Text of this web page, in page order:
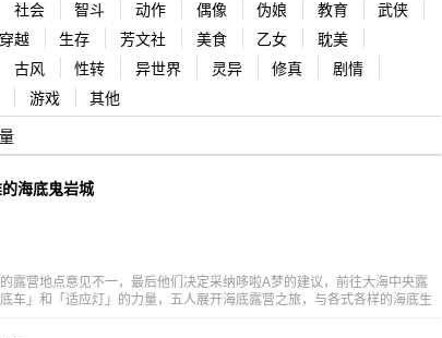
社会 智斗 动作 偶像 伪娘 教育
武侠
穿越 生存 芳文社 美食 乙女
耽美
古风 性转 异世界 灵异 修真
剧情
游戏 其他
海底鬼岩城
露营地点意见不一，最后他们决定采纳哆啦A梦的建议，前往大海中央露
车」和「适应灯」的力量，五人展开海底露营之旅，与各式各样的海底生
了一艘沉船，并遇到一位神秘青年艾鲁。原来，他是来自领土广阔的海底